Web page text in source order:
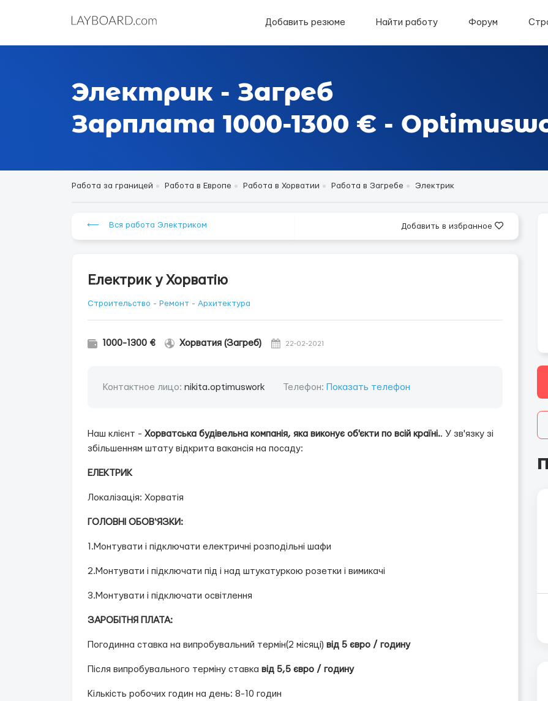
Добавить резюме Найти работу Форум
Электрик - Загреб
Зарплата 1000-1300 € -
Работа за границей Работа в Европе Работа в Хорватии Работа в Загребе Электрик
⟵ Вся работа Электриком Добавить в избранное
Електрик у Хорватію
Строительство - Ремонт - Архитектура
1000-1300 € Хорватия (Загреб) 22-02-2021
Контактное лицо: nikita.optimuswork Телефон: Показать телефон
Наш клієнт - Хорватська будівельна компанія, яка виконує об'єкти по всій країні.. У зв'язку зі
збільшенням штату відкрита вакансія на посаду:
ЕЛЕКТРИК
Локалізація: Хорватія
ГОЛОВНІ ОБОВ‘ЯЗКИ:
1.Монтувати і підключати електричні розподільні шафи
2.Монтувати і підключати під і над штукатуркою розетки і вимикачі
3.Монтувати і підключати освітлення
ЗАРОБІТНЯ ПЛАТА:
Погодинна ставка на випробувальний термін(2 місяці) від 5 євро / годину
Після випробувального терміну ставка від 5,5 євро / годину
Кількість робочих годин на день: 8-10 годин